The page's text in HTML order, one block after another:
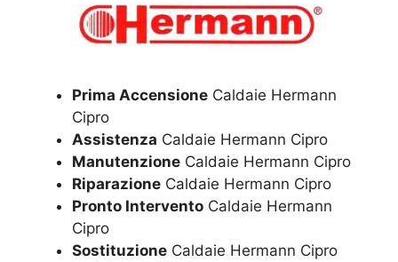
Prima Accensione Caldaie Hermann
Cipro
Assistenza Caldaie Hermann Cipro
Manutenzione Caldaie Hermann Cipro
Riparazione Caldaie Hermann Cipro
Pronto Intervento Caldaie Hermann
Cipro
Sostituzione Caldaie Hermann Cipro